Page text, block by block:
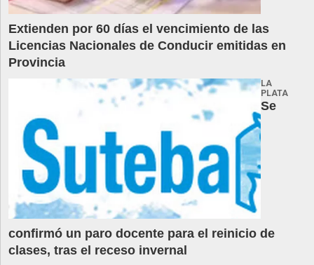
Extienden por 60 días el vencimiento de las
Licencias Nacionales de Conducir emitidas en
Provincia
LA
PLATA
Se
confirmó un paro docente para el reinicio de
clases, tras el receso invernal